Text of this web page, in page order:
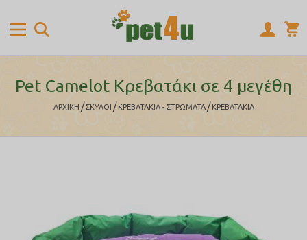
Pet Camelot Κρεβατάκι σε 4 μεγέθη
ΑΡΧΙΚΉ / ΣΚΥΛΟΙ / ΚΡΕΒΑΤΑΚΙΑ - ΣΤΡΩΜΑΤΑ / ΚΡΕΒΑΤΑΚΙΑ